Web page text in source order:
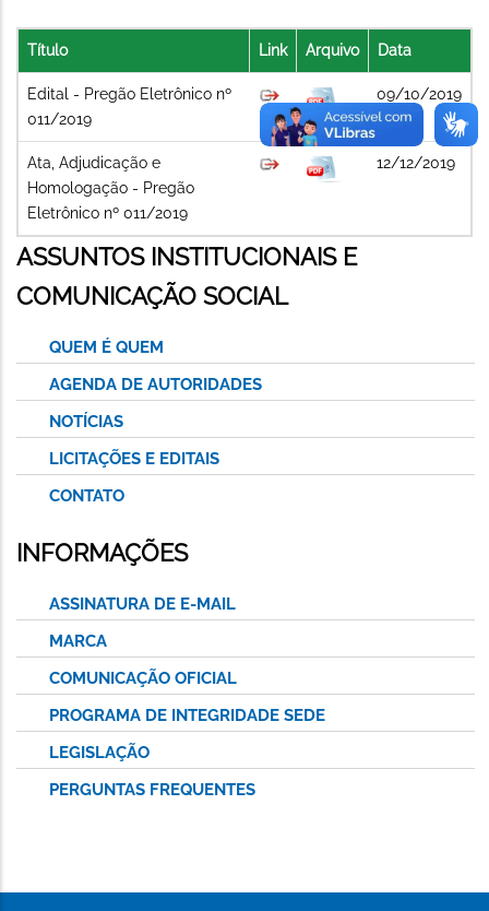
Título Link Arquivo Data
Edital - Pregão Eletrônico nº
011/2019
09/10/2019
Ata, Adjudicação e
Homologação - Pregão
Eletrônico nº 011/2019
12/12/2019
ASSUNTOS INSTITUCIONAIS E
COMUNICAÇÃO SOCIAL
QUEM É QUEM
AGENDA DE AUTORIDADES
NOTÍCIAS
LICITAÇÕES E EDITAIS
CONTATO
INFORMAÇÕES
ASSINATURA DE E-MAIL
MARCA
COMUNICAÇÃO OFICIAL
PROGRAMA DE INTEGRIDADE SEDE
LEGISLAÇÃO
PERGUNTAS FREQUENTES